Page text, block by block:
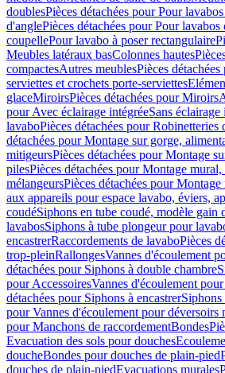
doublesPièces détachées pour Pour
d'anglePièces détachées pour Pour lavabos
coupellePour lavabo à poser rectangulaire
Meubles latéraux basColonnes hautes
compactesAutres meublesPièces
serviettes et crochets porte-serviettes
glaceMiroirsPièces détachées pour Miroirs
pour Avec éclairage intégréeSans éclairage
lavaboPièces détachées pour Robinetteries
détachées pour Montage sur gorge,
mitigeursPièces détachées pour Montage
pilesPièces détachées pour Montage
mélangeursPièces détachées pour
aux appareils pour espace lavabo, éviers,
coudéSiphons en tube coudé, modèle gain
lavabosSiphons à tube plongeur pour
encastrerRaccordements de lavaboPièces
trop-pleinRallongesVannes d'écoulement
détachées pour Siphons à double chambre
pour AccessoiresVannes d'écoulement
détachées pour Siphons à encastrerSiphons
pour Vannes d'écoulement pour déversoirs
pour Manchons de raccordementBondes
Evacuation des sols pour douches
doucheBondes pour douches de plain-pied
douches de plain-piedEvacuations murales